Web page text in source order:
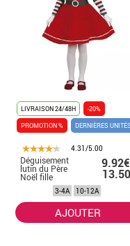
LIVRAISON 24/48H
-20%
PROMOTION %
DERNIÈRES UNITÉS
4.31/5.00
Déguisement
lutin du Père
Noël fille
3-4A 10-12A
AJOUTER